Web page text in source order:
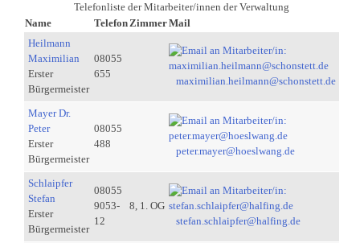
Telefonliste der Mitarbeiter/innen der Verwaltung
Name
Telefon ZimmerMail
Heilmann
Maximilian
Erster
Bürgermeister
08055
655
maximilian.heilmann@schonstett.de
Mayer Dr.
Peter
Erster
Bürgermeister
08055
488
peter.mayer@hoeslwang.de
Schlaipfer
Stefan
Erster
Bürgermeister
08055
9053-
12
8, 1. OG
stefan.schlaipfer@halfing.de